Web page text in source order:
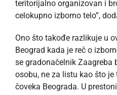
teritorijalno organizovan i
celokupno izborno telo”,
Ono što takođe razlikuje u
Beograd kada je reč o
se gradonačelnik Zaagreba
osobu, ne za listu kao što
čoveka Beograda. U